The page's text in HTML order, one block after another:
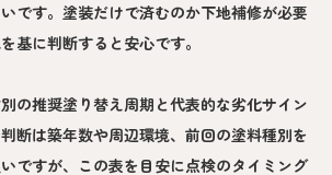
です。塗装だけで済むのか下地補修が必要
基に判断すると安心です。
の推奨塗り替え周期と代表的な劣化サイン
断は築年数や周辺環境、前回の塗料種別を
ですが、この表を目安に点検のタイミング